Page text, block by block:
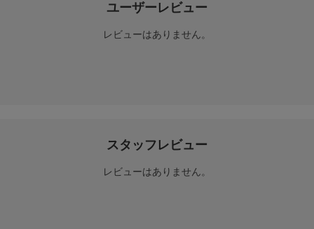
ユーザーレビュー
レビューはありません。
スタッフレビュー
レビューはありません。